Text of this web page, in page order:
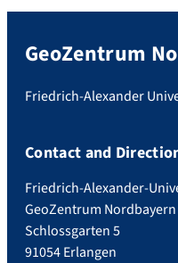
GeoZentrum
Friedrich-Alexander
Contact and
Friedrich-Alexander-
GeoZentrum Nordbayern
Schlossgarten 5
91054 Erlangen